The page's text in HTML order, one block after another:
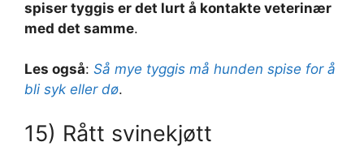
spiser tyggis er det lurt å kontakte veterinær
med det samme.
Les også: Så mye tyggis må hunden spise for å
bli syk eller dø.
15) Rått svinekjøtt